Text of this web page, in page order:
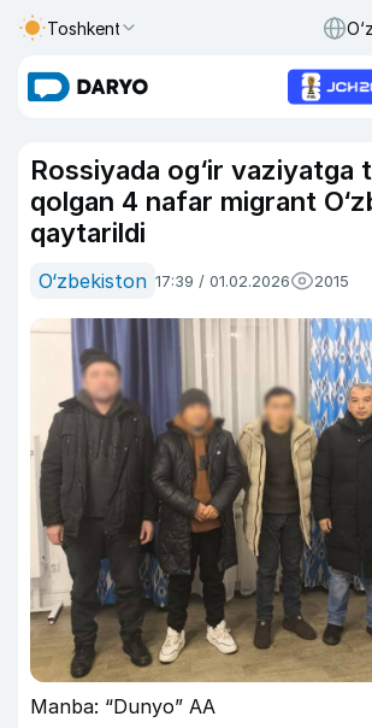
Toshkent
Rossiyada og‘ir vaziyatga
qolgan 4 nafar migrant
qaytarildi
O‘zbekiston 17:39 / 01.02.2026 2015
Manba: “Dunyo” AA